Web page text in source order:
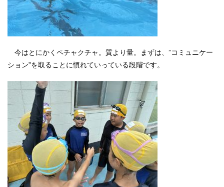
今はとにかくペチャクチャ。質より量。まずは、”コミュニケー
ション”を取ることに慣れていっている段階です。